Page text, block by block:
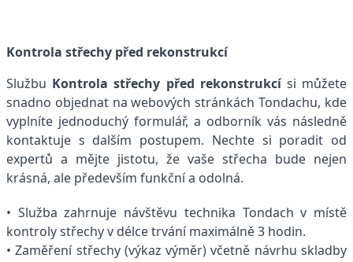
Kontrola střechy před rekonstrukcí
Službu Kontrola střechy před rekonstrukcísi můžete
snadno objednat na webových stránkách Tondachu, kde
vyplníte jednoduchý formulář, a odborník vás následně
kontaktuje s dalším postupem. Nechte si poradit od
expertů a mějte jistotu, že vaše střecha bude nejen
krásná, ale především funkční a odolná.
• Služba zahrnuje návštěvu technika Tondach v místě
kontroly střechy v délce trvání maximálně 3 hodin.
• Zaměření střechy (výkaz výměr) včetně návrhu skladby